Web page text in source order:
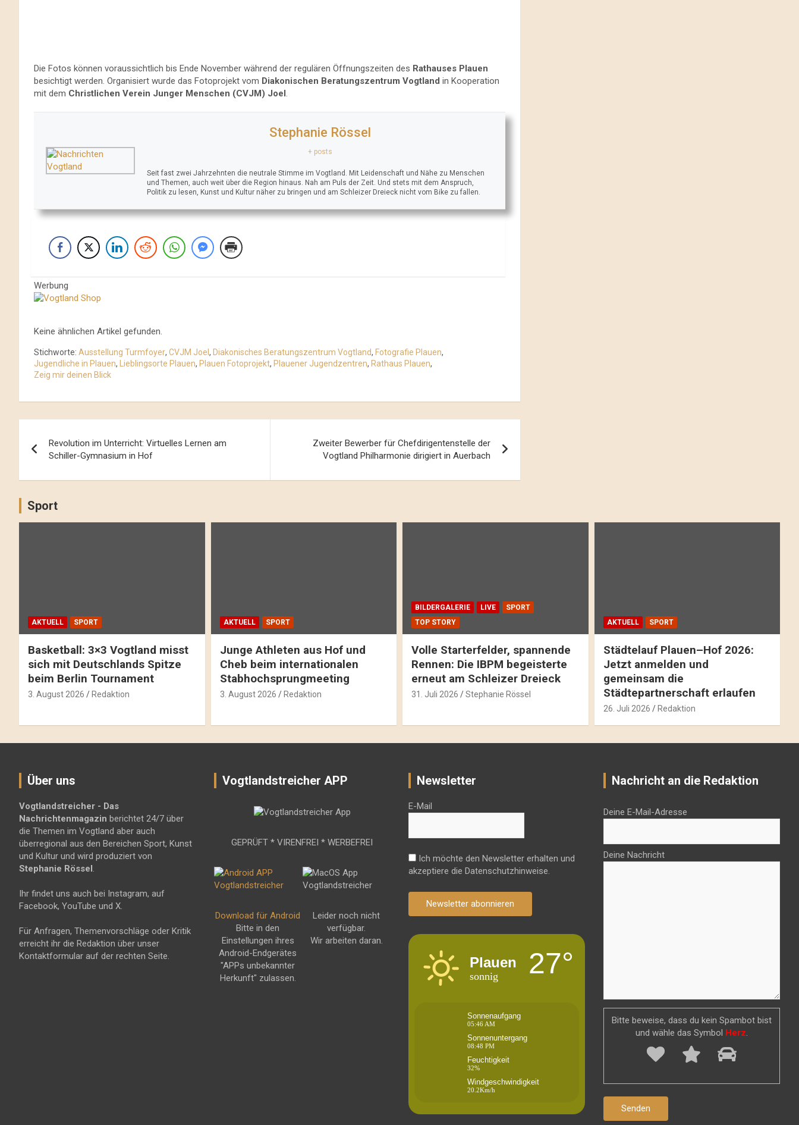
Die Fotos können voraussichtlich bis Ende November während der regulären Öffnungszeiten des Rathauses Plauen
besichtigt werden. Organisiert wurde das Fotoprojekt vom Diakonischen Beratungszentrum Vogtland in Kooperation
mit dem Christlichen Verein Junger Menschen (CVJM) Joel.
Stephanie Rössel
+ posts
Seit fast zwei Jahrzehnten die neutrale Stimme im Vogtland. Mit Leidenschaft und Nähe zu Menschen
und Themen, auch weit über die Region hinaus. Nah am Puls der Zeit. Und stets mit dem Anspruch,
Politik zu lesen, Kunst und Kultur näher zu bringen und am Schleizer Dreieck nicht vom Bike zu fallen.
Werbung
Keine ähnlichen Artikel gefunden.
Stichworte: Ausstellung Turmfoyer, CVJM Joel , Diakonisches Beratungszentrum Vogtland, Fotografie Plauen,
Jugendliche in Plauen, Lieblingsorte Plauen, Plauen Fotoprojekt, Plauener Jugendzentren, Rathaus Plauen,
Zeig mir deinen Blick
Navigation
Revolution im Unterricht: Virtuelles Lernen am
Schiller-Gymnasium in Hof
Zweiter Bewerber für Chefdirigentenstelle der
Vogtland Philharmonie dirigiert in Auerbach
Sport
AKTUELL SPORT
Basketball: 3×3 Vogtland misst
sich mit Deutschlands Spitze
beim Berlin Tournament
3. August 2026 Redaktion
AKTUELL SPORT
Junge Athleten aus Hof und
Cheb beim internationalen
Stabhochsprungmeeting
3. August 2026 Redaktion
BILDERGALERIE LIVE
SPORT
TOP STORY
Volle Starterfelder, spannende
Rennen: Die IBPM begeisterte
erneut am Schleizer Dreieck
31. Juli 2026 Stephanie Rössel
AKTUELL SPORT
Städtelauf Plauen–Hof 2026:
Jetzt anmelden und
gemeinsam die
Städtepartnerschaft erlaufen
26. Juli 2026 Redaktion
Über uns
Vogtlandstreicher - Das
Nachrichtenmagazin berichtet 24/7 über
die Themen im Vogtland aber auch
überregional aus den Bereichen Sport, Kunst
und Kultur und wird produziert von
Stephanie Rössel
Ihr findet uns auch bei Instagram, auf
Facebook, YouTube und X.
Für Anfragen, Themenvorschläge oder Kritik
erreicht ihr die Redaktion über unser
Kontaktformular auf der rechten Seite.
Vogtlandstreicher APP
GEPRÜFT * VIRENFREI * WERBEFREI
Download für Android
Bitte in den
Einstellungen ihres
Android-Endgerätes
"APPs unbekannter
Herkunft" zulassen.
Leider noch nicht
verfügbar.
Wir arbeiten daran.
Newsletter
E-Mail
Ich möchte den Newsletter erhalten und
akzeptiere die Datenschutzhinweise.
Newsletter abonnieren
Plauen
sonnig 27°
Sonnenaufgang
05:46 AM
Sonnenuntergang
08:48 PM
Feuchtigkeit
32%
Windgeschwindigkeit
20.2Km/h
Nachricht an die Redaktion
Deine E-Mail-Adresse
Deine Nachricht
Bitte beweise, dass du kein Spambot bist
und wähle das Symbol Herz